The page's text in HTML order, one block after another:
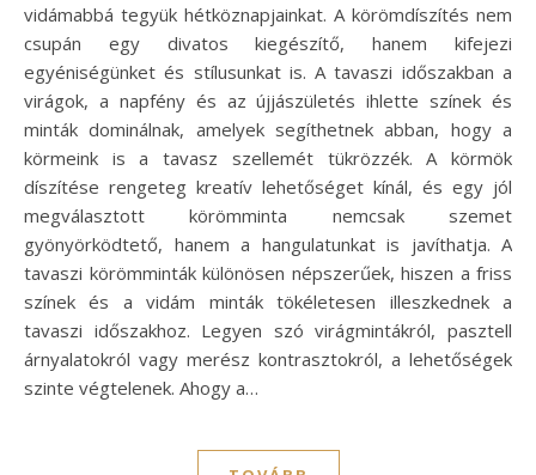
vidámabbá tegyük hétköznapjainkat. A körömdíszítés nem
csupán egy divatos kiegészítő, hanem kifejezi
egyéniségünket és stílusunkat is. A tavaszi időszakban a
virágok, a napfény és az újjászületés ihlette színek és
minták dominálnak, amelyek segíthetnek abban, hogy a
körmeink is a tavasz szellemét tükrözzék. A körmök
díszítése rengeteg kreatív lehetőséget kínál, és egy jól
megválasztott körömminta nemcsak szemet
gyönyörködtető, hanem a hangulatunkat is javíthatja. A
tavaszi körömminták különösen népszerűek, hiszen a friss
színek és a vidám minták tökéletesen illeszkednek a
tavaszi időszakhoz. Legyen szó virágmintákról, pasztell
árnyalatokról vagy merész kontrasztokról, a lehetőségek
szinte végtelenek. Ahogy a…